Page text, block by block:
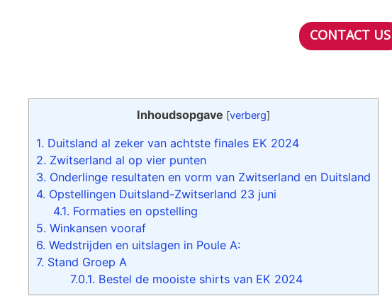
CONTACT US
Inhoudsopgave [verberg]
1. Duitsland al zeker van achtste finales EK 2024
2. Zwitserland al op vier punten
3. Onderlinge resultaten en vorm van Zwitserland en Duitsland
4. Opstellingen Duitsland-Zwitserland 23 juni
4.1. Formaties en opstelling
5. Winkansen vooraf
6. Wedstrijden en uitslagen in Poule A:
7. Stand Groep A
7.0.1. Bestel de mooiste shirts van EK 2024